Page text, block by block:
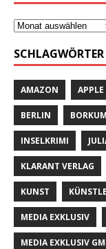
SCHLAGWÖRTER
AMAZON
BERLIN BORKUM
INSELKRIMI
KLARANT VERLAG
KUNST
MEDIA EXKLUSIV
MEDIA EXKLUSIV